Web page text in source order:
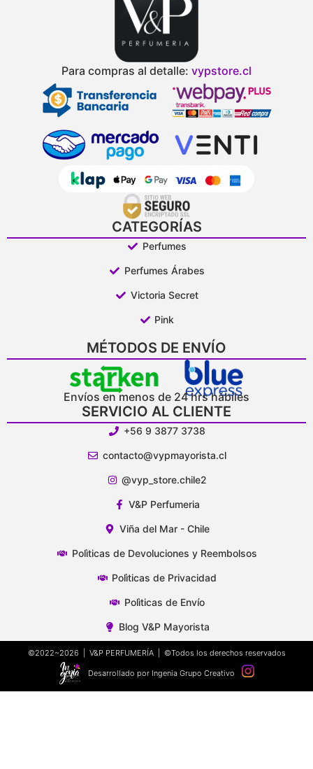
Para compras al detalle: vypstore.cl
CATEGORÍAS
Perfumes
Perfumes Árabes
Victoria Secret
Pink
MÉTODOS DE ENVÍO
Envíos en menos de 24 hrs hábiles
SERVICIO AL CLIENTE
+56 9 3877 3738
contacto@vypmayorista.cl
@vyp_store.chile2
V&P Perfumeria
Viña del Mar - Chile
Polìticas de Devoluciones y Reembolsos
Polìticas de Privacidad
Polìticas de Envío
Blog V&P Mayorista
©2022~2026 | V&P PERFUMERÍA | ©Todos los derechos reservados
Desarrollado por Ingenia Grupo Creativo